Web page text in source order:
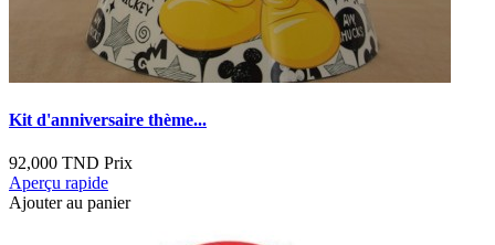
Kit d'anniversaire thème...
92,000 TND Prix
Aperçu rapide
Ajouter au panier